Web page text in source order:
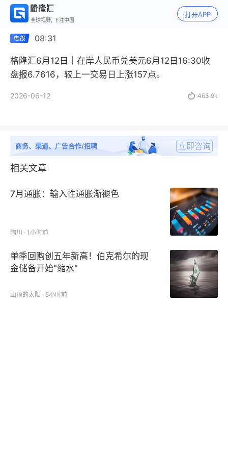
全球视野, 下注中国
打开APP
08:31
格隆汇6月12日｜在岸人民币兑美元6月12日16:30收
盘报6.7616，较上一交易日上涨157点。
2026-06-12  463.9k
商务、渠道、广告合作/招聘 立即咨询
相关文章
7月通胀：输入性通胀渐褪色
陶川 · 1小时前
单季回购创五年新高！伯克希尔的现
金储备开始"缩水"
山顶的太阳 · 5小时前